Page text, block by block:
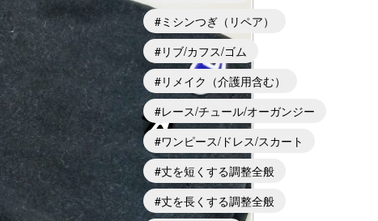
ミシンつぎ（リペア）
リブ/カフス/ゴム
リメイク（介護用含む）
レース/チュール/オーガンジー
ワンピース/ドレス/スカート
丈を短くする調整全般
丈を長くする調整全般